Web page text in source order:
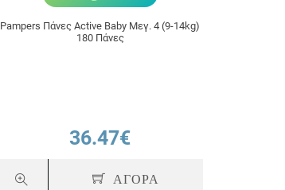
Pampers Πάνες Active Baby Μεγ. 4 (9-14kg)
180 Πάνες
36.47€
ΑΓΟΡΑ